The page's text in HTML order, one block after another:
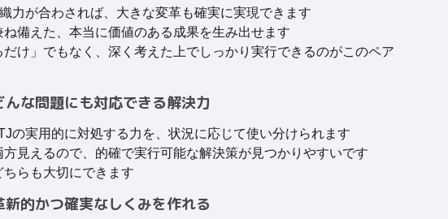
力が合わされば、大きな変革も確実に実現できます
備えた、本当に価値のある成果を生み出せます
だけ」でもなく、深く考えた上でしっかり実行できるのがこのペア
んな問題にも対応できる解決力
の実用的に対処する力を、状況に応じて使い分けられます
見えるので、的確で実行可能な解決策が見つかりやすいです
らも大切にできます
新的かつ確実なしくみを作れる